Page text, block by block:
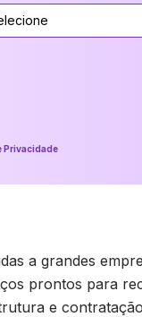
Privacidade
a grandes
prontos para
e